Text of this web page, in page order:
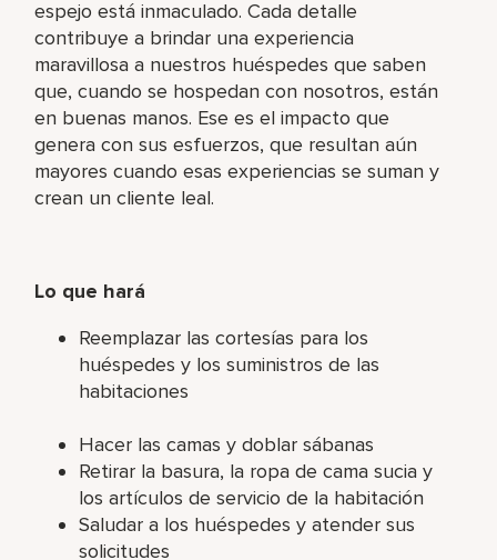
espejo está inmaculado. Cada detalle
contribuye a brindar una experiencia
maravillosa a nuestros huéspedes que saben
que, cuando se hospedan con nosotros, están
en buenas manos. Ese es el impacto que
genera con sus esfuerzos, que resultan aún
mayores cuando esas experiencias se suman y
crean un cliente leal.
Lo que hará
Reemplazar las cortesías para los
huéspedes y los suministros de las
habitaciones
Hacer las camas y doblar sábanas
Retirar la basura, la ropa de cama sucia y
los artículos de servicio de la habitación
Saludar a los huéspedes y atender sus
solicitudes